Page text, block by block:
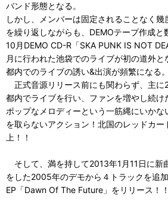
バンド形態となる。
しかし、メンバーは固定されることなく
を繰り返しながらも、DEMOテープ作成
10月DEMO CD-R「SKA PUNK IS NOT
月に行われた池袋でのライブが初の道外
都内でのライブの誘い&出演が頻繁になる。
正式音源リリース前にも関わらず、主に
都内でライブを行い、ファンを増やし続け
ポップなメロディーという一筋縄にいかな
を取らないアクション！北国のレッドカー
上！！
そして、満を持して2013年1月11日に新
をした2005年のデモから４トラックを追
EP「Dawn Of The Future」をリリース！！